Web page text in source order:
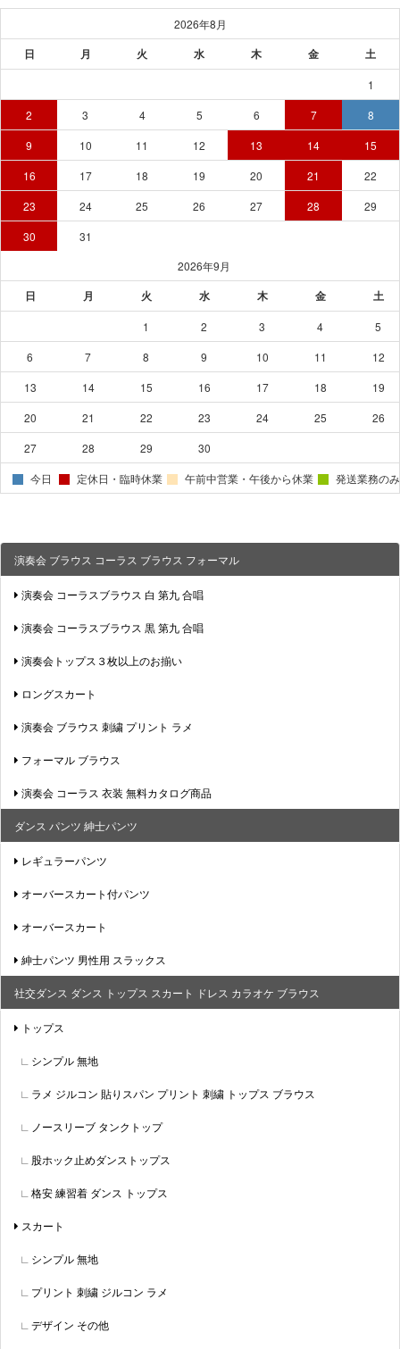
2026年8月
日 月 火 水 木 金 土
1
2
3 4 5 6 7
8
9
10 11 12 13 14
15
16
17 18 19 20 21
22
23
24 25 26 27 28
29
30
31
2026年9月
日 月 火 水 木 金 土
1 2 3 4
5
6
7 8 9 10 11
12
13
14 15 16 17 18
19
20
21 22 23 24 25
26
27
28 29
30
今日
定休日・臨時休業 午前中営業・午後から休業 発送業務のみ
演奏会 ブラウス コーラス ブラウス フォーマル
演奏会 コーラスブラウス 白 第九 合唱
演奏会 コーラスブラウス 黒 第九 合唱
演奏会トップス３枚以上のお揃い
ロングスカート
演奏会 ブラウス 刺繍 プリント ラメ
フォーマル ブラウス
演奏会 コーラス 衣装 無料カタログ商品
ダンス パンツ 紳士パンツ
レギュラーパンツ
オーバースカート付パンツ
オーバースカート
紳士パンツ 男性用 スラックス
社交ダンス ダンス トップス スカート ドレス カラオケ ブラウス
トップス
シンプル 無地
ラメ ジルコン 貼りスパン プリント 刺繍 トップス ブラウス
ノースリーブ タンクトップ
股ホック止めダンストップス
格安 練習着 ダンス トップス
スカート
シンプル 無地
プリント 刺繍 ジルコン ラメ
デザイン その他